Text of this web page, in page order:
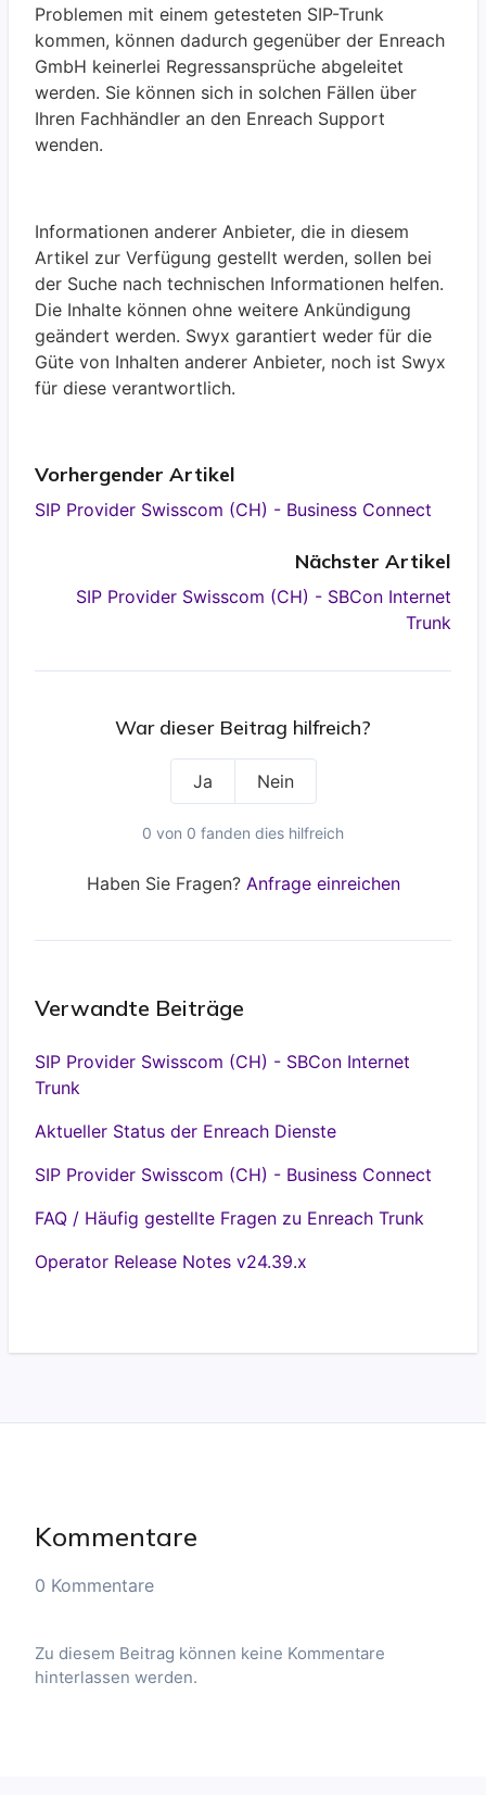
Problemen mit einem getesteten SIP-Trunk
kommen, können dadurch gegenüber der Enreach
GmbH keinerlei Regressansprüche abgeleitet
werden. Sie können sich in solchen Fällen über
Ihren Fachhändler an den Enreach Support
wenden.
Informationen anderer Anbieter, die in diesem
Artikel zur Verfügung gestellt werden, sollen bei
der Suche nach technischen Informationen helfen.
Die Inhalte können ohne weitere Ankündigung
geändert werden. Swyx garantiert weder für die
Güte von Inhalten anderer Anbieter, noch ist Swyx
für diese verantwortlich.
Vorhergender Artikel
SIP Provider Swisscom (CH) - Business Connect
Nächster Artikel
SIP Provider Swisscom (CH) - SBCon Internet
Trunk
War dieser Beitrag hilfreich?
Ja Nein
0 von 0 fanden dies hilfreich
Haben Sie Fragen? Anfrage einreichen
Verwandte Beiträge
SIP Provider Swisscom (CH) - SBCon Internet
Trunk
Aktueller Status der Enreach Dienste
SIP Provider Swisscom (CH) - Business Connect
FAQ / Häufig gestellte Fragen zu Enreach Trunk
Operator Release Notes v24.39.x
Kommentare
0 Kommentare
Zu diesem Beitrag können keine Kommentare
hinterlassen werden.